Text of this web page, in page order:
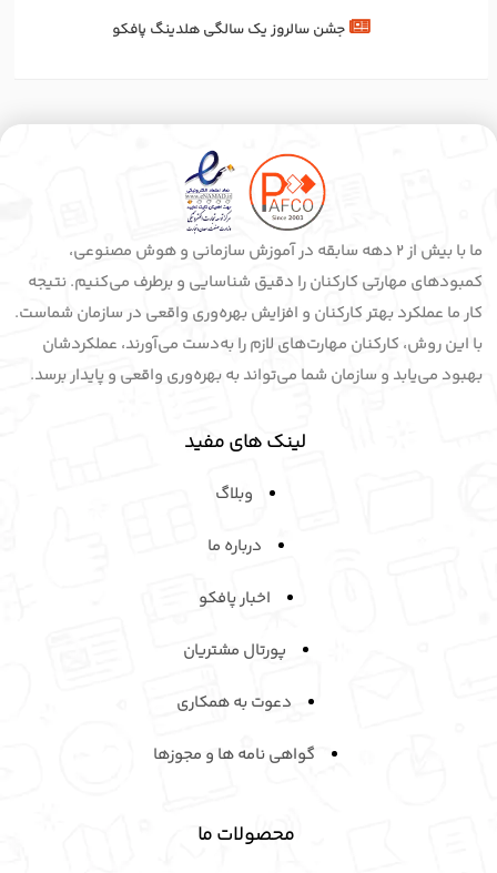
جشن سالروز یک سالگی هلدینگ پافکو
ما با بیش از 2 دهه سابقه در آموزش سازمانی و هوش مصنوعی،
کمبودهای مهارتی کارکنان را دقیق شناسایی و برطرف می‌کنیم. نتیجه
کار ما عملکرد بهتر کارکنان و افزایش بهره‌وری واقعی در سازمان شماست.
با این روش، کارکنان مهارت‌های لازم را به‌دست می‌آورند، عملکردشان
بهبود می‌یابد و سازمان شما می‌تواند به بهره‌وری واقعی و پایدار برسد.
لینک های مفید
وبلاگ
درباره ما
اخبار پافکو
پورتال مشتریان
دعوت به همکاری
گواهی نامه ها و مجوزها
محصولات ما